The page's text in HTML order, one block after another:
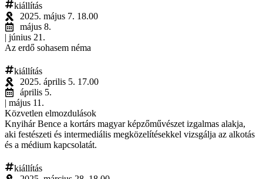
kiállítás
2025. május 7. 18.00
május 8.
| június 21.
Az erdő sohasem néma
kiállítás
2025. április 5. 17.00
április 5.
| május 11.
Közvetlen elmozdulások
Knyihár Bence a kortárs magyar képzőművészet izgalmas alakja,
aki festészeti és intermediális megközelítésekkel vizsgálja az alkotás
és a médium kapcsolatát.
kiállítás